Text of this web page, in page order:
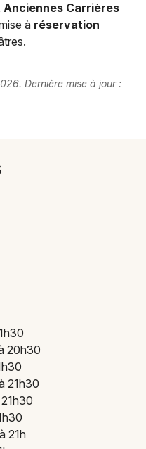
Anciennes Carrières
à réservation
Dernière mise à jour :
20h30
21h30
21h